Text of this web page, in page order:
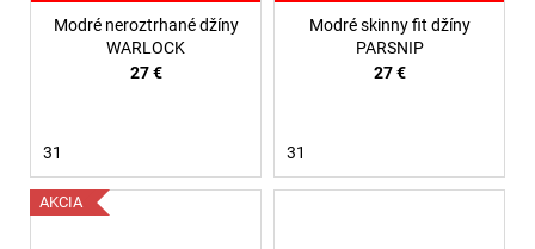
Modré neroztrhané džíny
WARLOCK
27 €
31
Modré skinny fit džíny
PARSNIP
27 €
31
AKCIA